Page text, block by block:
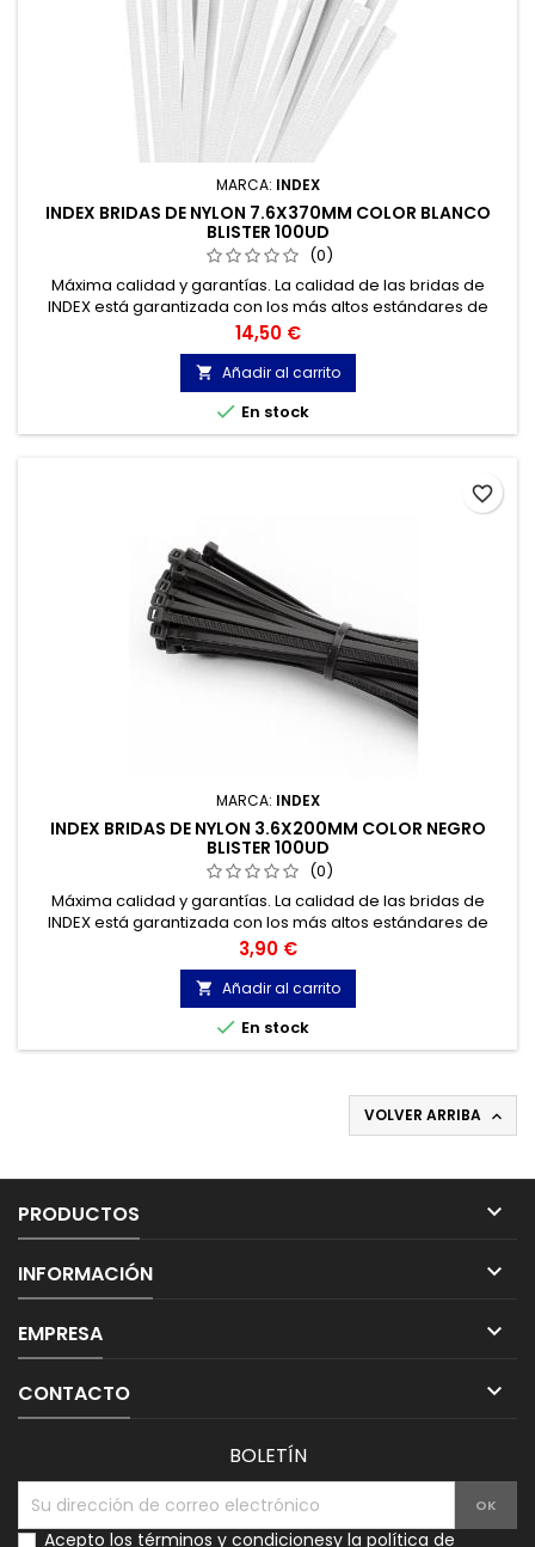
MARCA: INDEX
INDEX BRIDAS DE NYLON 7.6X370MM COLOR BLANCO
BLISTER 100UD
(0)
Máxima calidad y garantías. La calidad de las bridas de
INDEX está garantizada con los más altos estándares de
calidad, gracias a la certificación de acuerdo con la norma
UNE-EN 62275, que permite el marcado CE y con
homologación UL.
Precio
14,50 €
 Añadir al carrito
 En stock
MARCA: INDEX
INDEX BRIDAS DE NYLON 3.6X200MM COLOR NEGRO
BLISTER 100UD
(0)
Máxima calidad y garantías. La calidad de las bridas de
INDEX está garantizada con los más altos estándares de
calidad, gracias a la certificación de acuerdo con la norma
UNE-EN 62275, que permite el marcado CE y con
homologación UL.
Precio
3,90 €
 Añadir al carrito
 En stock
favorite_border
VOLVER ARRIBA 
PRODUCTOS 
INFORMACIÓN 
EMPRESA 
CONTACTO 
BOLETÍN
Acepto los términos y condicionesy la política de